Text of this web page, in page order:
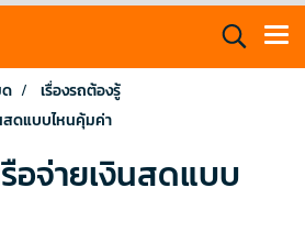
เรื่องรถต้องรู้
สดแบบไหนคุ้มค่า
อจ่ายเงินสดแบบ